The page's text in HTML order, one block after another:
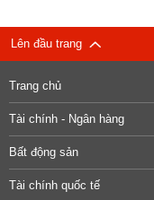
Lên đầu trang
Trang chủ
Tài chính - Ngân hàng
Bất động sản
Tài chính quốc tế